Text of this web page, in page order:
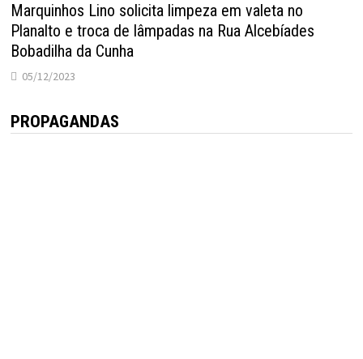
Marquinhos Lino solicita limpeza em valeta no
Planalto e troca de lâmpadas na Rua Alcebíades
Bobadilha da Cunha
05/12/2023
PROPAGANDAS